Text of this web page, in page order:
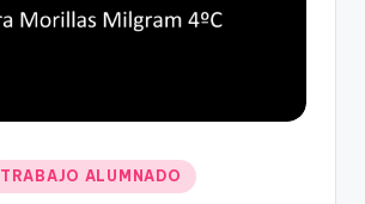
TRABAJO ALUMNADO